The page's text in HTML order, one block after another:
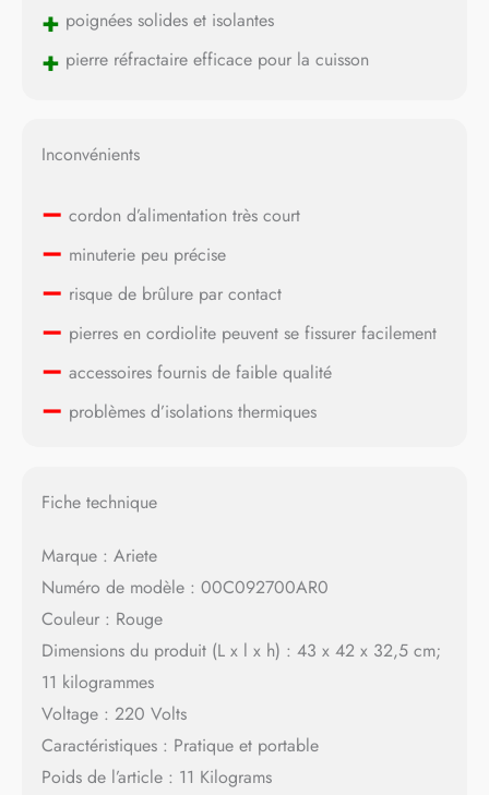
+ poignées solides et isolantes
+ pierre réfractaire efficace pour la cuisson
Inconvénients
– cordon d’alimentation très court
– minuterie peu précise
– risque de brûlure par contact
– pierres en cordiolite peuvent se fissurer facilement
– accessoires fournis de faible qualité
– problèmes d’isolations thermiques
Fiche technique
Marque : Ariete
Numéro de modèle : 00C092700AR0
Couleur : Rouge
Dimensions du produit (L x l x h) : 43 x 42 x 32,5 cm;
11 kilogrammes
Voltage : 220 Volts
Caractéristiques : Pratique et portable
Poids de l’article : 11 Kilograms